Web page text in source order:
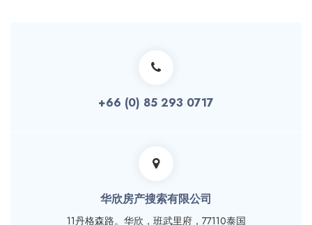
+66 (0) 85 293 0717
华欣房产搜索有限公司
11丹格森路。华欣，班武里府，77110泰国